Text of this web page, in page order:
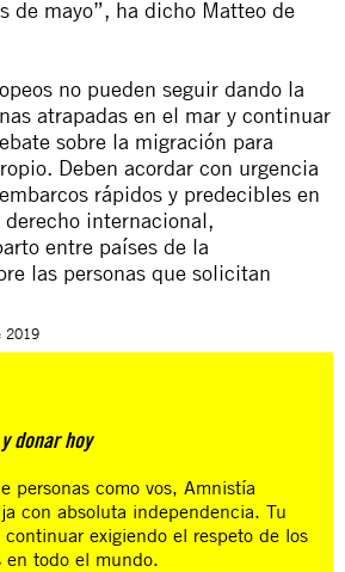
de mayo”, ha dicho Matteo de
no pueden seguir dando la
atrapadas en el mar y continuar
sobre la migración para
Deben acordar con urgencia
rápidos y predecibles en
internacional,
entre países de la
las personas que solicitan
2019
donar hoy
personas como vos, Amnistía
con absoluta independencia. Tu
exigiendo el respeto de los
en todo el mundo.